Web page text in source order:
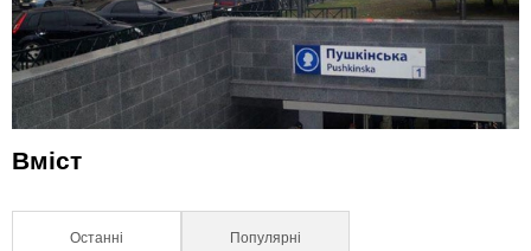
Вміст
Останні (активна вкладка)Популярні